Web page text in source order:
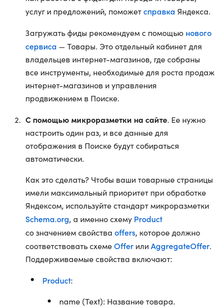
услуг и предложений, поможетсправка Яндекса.
Загружать фиды рекомендуем с помощью нового
сервиса — Товары. Это отдельный кабинет для
владельцев интернет-магазинов, где собраны
все инструменты, необходимые для роста продаж
интернет-магазинов и управления
продвижением в Поиске.
С помощью микроразметки на сайте. Ее нужно
настроить один раз, и все данные для
отображения в Поиске будут собираться
автоматически.
Как это сделать? Чтобы ваши товарные страницы
имели максимальный приоритет при обработке
Яндексом, используйте стандарт микроразметки
Schema.org, а именно схему Product
со значением свойства offers, которое должно
соответствовать схемеOffer илиAggregateOffer.
Поддерживаемые свойства включают:
Product:
name (Text): Название товара.